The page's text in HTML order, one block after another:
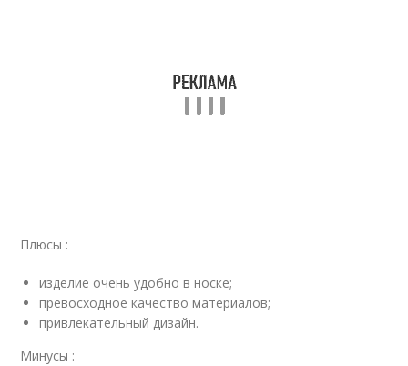
Плюсы :
изделие очень удобно в носке;
превосходное качество материалов;
привлекательный дизайн.
Минусы :